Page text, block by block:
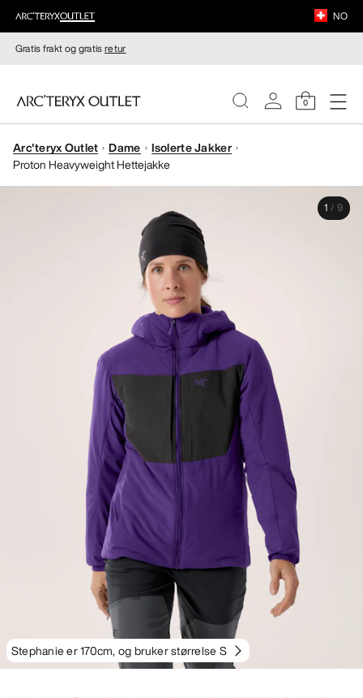
NO
Gratis frakt og gratisretur
0
DAMER
Arc'teryx Outlet Dame
Isolerte Jakker
Proton Heavyweight Hettejakke
Stephanie er 170cm, og bruker størrelse S
1 / 9